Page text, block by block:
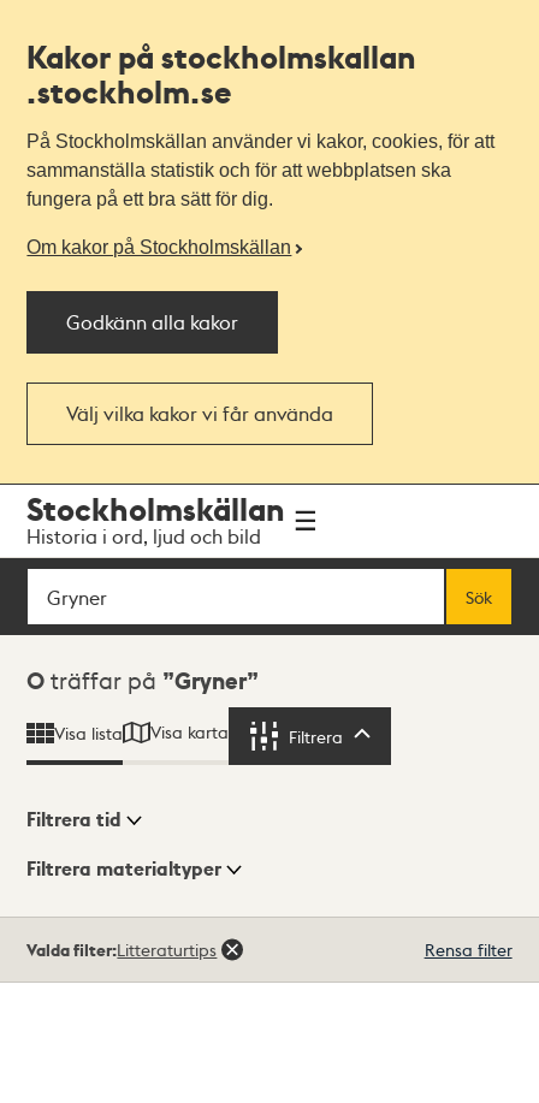
Kakor på stockholmskallan
.stockholm.se
På Stockholmskällan använder vi kakor, cookies, för att
sammanställa statistik och för att webbplatsen ska
fungera på ett bra sätt för dig.
Om kakor på Stockholmskällan
Godkänn alla kakor
Välj vilka kakor vi får använda
navigationen
huvudinnehållet
Stockholmskällan
Historia i ord, ljud och bild
Sök
Sök
Sökresultat
0 träffar på Gryner
Visa lista Visa karta Filtrera
Visningsläge
Filtrera tid
Filtrera materialtyper
träffar
Valda filter:Litteraturtips Rensa filter